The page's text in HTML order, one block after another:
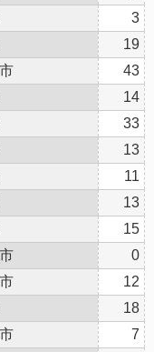
3
19
43
14
33
13
11
13
15
0
12
18
7